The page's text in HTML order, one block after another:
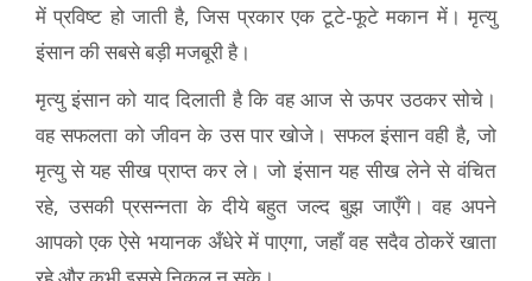
में प्रविष्ट हो जाती है, जिस प्रकार एक टूटे-फूटे मकान में। मृत्यु
इंसान की सबसे बड़ी मजबूरी है।
मृत्यु इंसान को याद दिलाती है कि वह आज से ऊपर उठकर सोचे।
वह सफलता को जीवन के उस पार खोजे। सफल इंसान वही है, जो
मृत्यु से यह सीख प्राप्त कर ले। जो इंसान यह सीख लेने से वंचित
रहे, उसकी प्रसन्नता के दीये बहुत जल्‍द बुझ जाएँगे। वह अपने
आपको एक ऐसे भयानक अँधेरे में पाएगा, जहाँ वह सदैव ठोकरें खाता